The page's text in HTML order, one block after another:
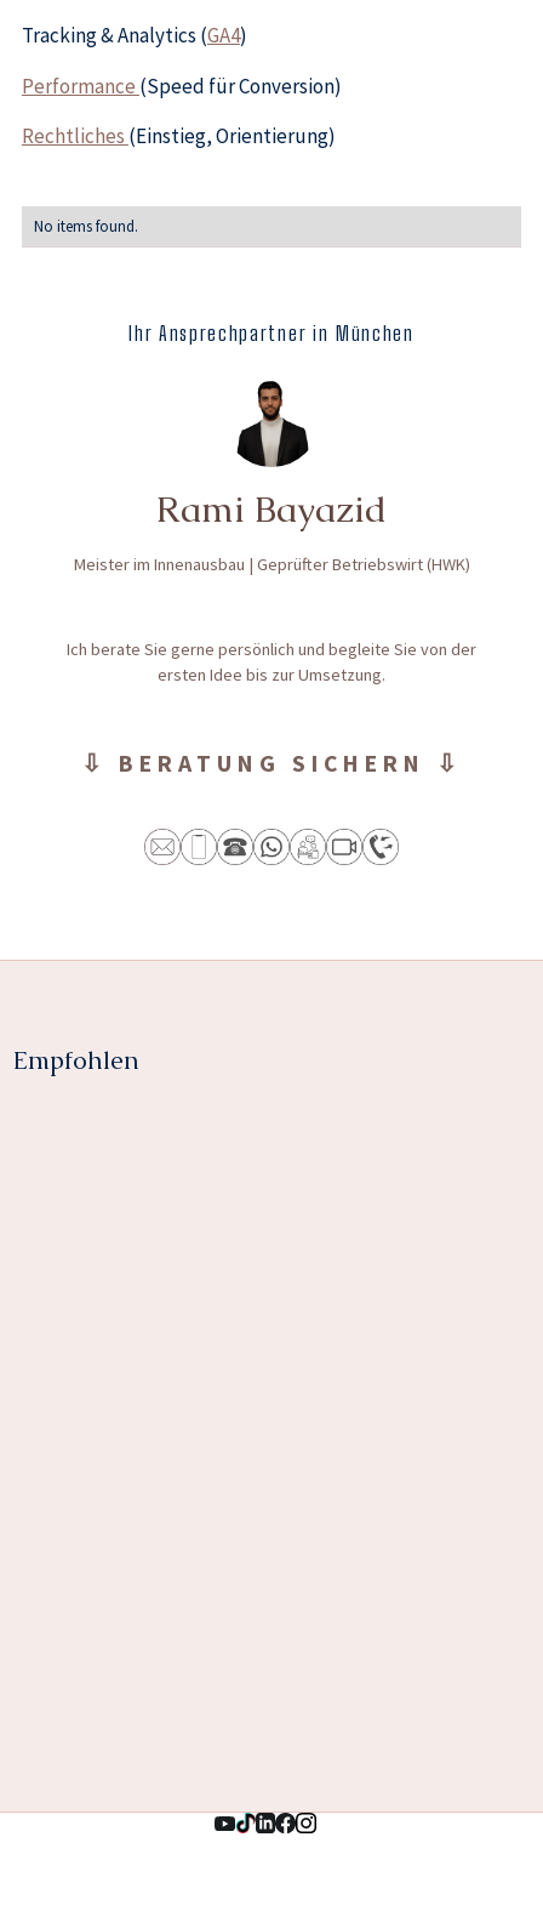
Tracking & Analytics (GA4)
Performance (Speed für Conversion)
Rechtliches (Einstieg, Orientierung)
No items found.
Ihr Ansprechpartner in München
Rami Bayazid
Meister im Innenausbau | Geprüfter Betriebswirt (HWK)
Ich berate Sie gerne persönlich und begleite Sie von der
ersten Idee bis zur Umsetzung.
⇩ BERATUNG SICHERN ⇩
Empfohlen